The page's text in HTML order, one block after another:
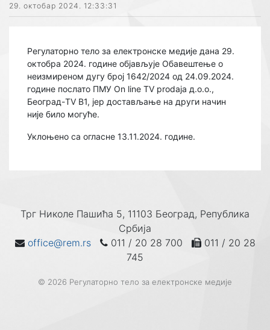
29. октобар 2024. 12:33:31
Регулаторно тело за електронске медије дана 29.
октобра 2024. године објављује Обавештење о
неизмиреном дугу број 1642/2024 од 24.09.2024.
године послато ПМУ On line TV prodaja д.о.о.,
Београд-TV B1, јер достављање на други начин
није било могуће.
Уклоњено са огласне 13.11.2024. године.
Трг Николе Пашића 5, 11103 Београд, Република
Србија
office@rem.rs
011 / 20 28 700
011 / 20 28
745
© 2026 Регулаторно тело за електронске медије